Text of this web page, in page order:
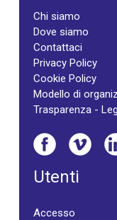
Chi siamo
Dove siamo
Contattaci
Privacy Policy
Cookie Policy
Modello di
Trasparenza -
Utenti
Accesso